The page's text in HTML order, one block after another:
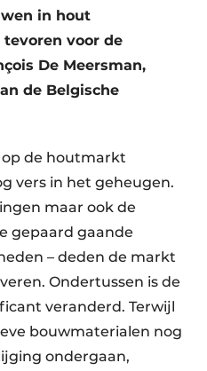
in hout
voor de
De Meersman,
de Belgische
de houtmarkt
vers in het geheugen.
maar ook de
gepaard gaande
– deden de markt
Ondertussen is de
veranderd. Terwijl
bouwmaterialen nog
ondergaan,